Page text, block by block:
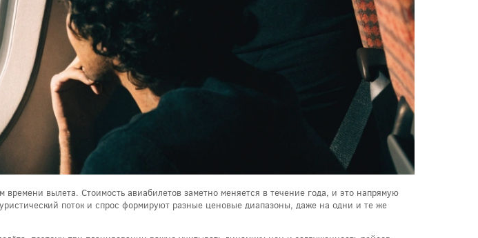
вылета. Стоимость авиабилетов заметно меняется в течение года, и это напрямую
поток и спрос формируют разные ценовые диапазоны, даже на одни и те же